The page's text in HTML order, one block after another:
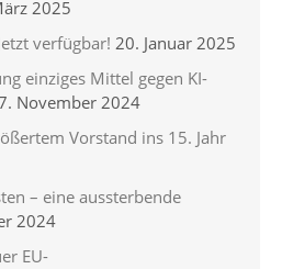
2025
verfügbar! 20. Januar 2025
einziges Mittel gegen KI-
November 2024
Vorstand ins 15. Jahr
– eine aussterbende
2024
EU-